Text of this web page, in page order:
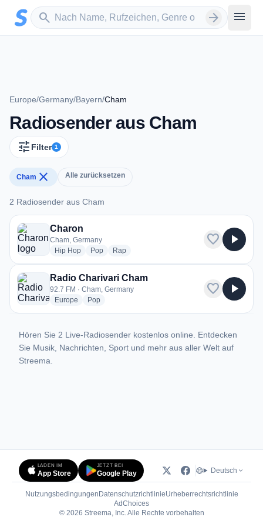
Zum Hauptinhalt springen
search
Sender suchen arrow_forward menu
Europe/Germany/Bayern/Cham
Radiosender aus Cham
tune Filter 1
Cham close Alle zurücksetzen
2 Radiosender aus Cham
2 Radiosender aus Cham
Charon
Cham, Germany
Hip Hopradio stations
Popradio stations
Rapradio stations
favorite play_arrow
Radio Charivari Cham
92.7 FM · Cham, Germany
Europe radio stations
Popradio stations
favorite play_arrow
Hören Sie 2 Live-Radiosender kostenlos online. Entdecken
Sie Musik, Nachrichten, Sport und mehr aus aller Welt auf
Streema.
LADEN IM
App Store
JETZT BEI
Google Play Deutsch
Nutzungsbedingungen DatenschutzrichtlinieUrheberrechtsrichtlinie
AdChoices(öffnet in neuem Tab)
© 2026 Streema, Inc. Alle Rechte vorbehalten